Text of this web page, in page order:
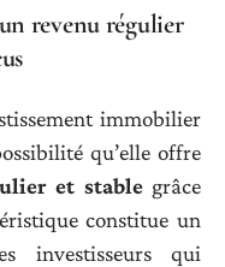
revenu régulier
immobilier
qu’elle offre
et stablegrâce
constitue un
investisseurs qui